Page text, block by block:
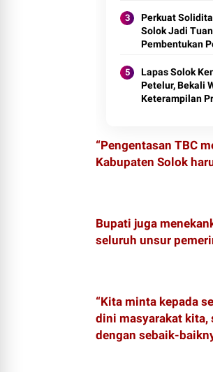
Unit.
Perkuat
Solok Jadi
Pembentukan
Lapas Solok
Petelur, Bekali
Keterampilan
‎“Pengentasan TBC
Kabupaten Solok
‎Bupati juga
seluruh unsur
‎“Kita minta kepada
dini masyarakat kita,
dengan sebaik-